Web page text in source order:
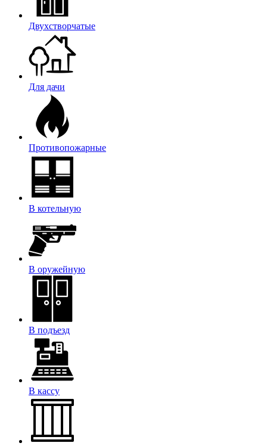
Двухстворчатые
Для дачи
Противопожарные
В котельную
В оружейную
В подъезд
В кассу